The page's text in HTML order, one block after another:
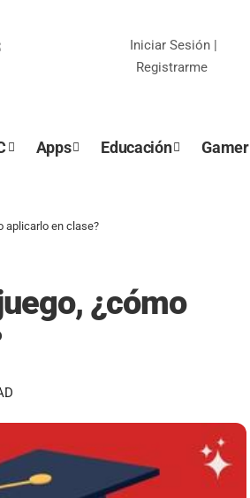
Iniciar Sesión|
Registrarme
Apps Educación Gamer
aplicarlo en clase?
¿cómo